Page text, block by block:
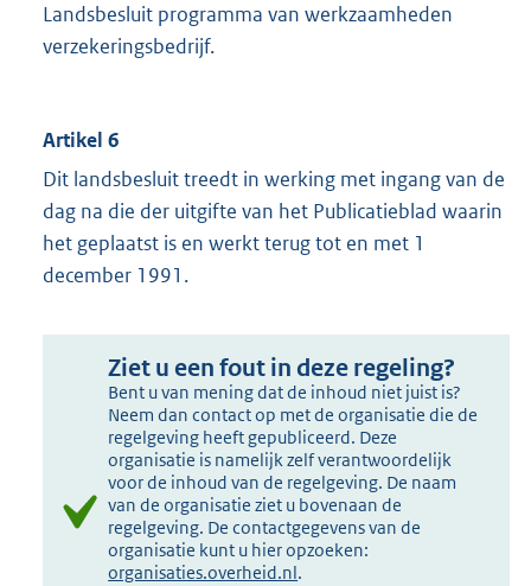
Landsbesluit programma van werkzaamheden
verzekeringsbedrijf.
Artikel 6
Dit landsbesluit treedt in werking met ingang van de
dag na die der uitgifte van het Publicatieblad waarin
het geplaatst is en werkt terug tot en met 1
december 1991.
Ziet u een fout in deze regeling?
Bent u van mening dat de inhoud niet juist is?
Neem dan contact op met de organisatie die de
regelgeving heeft gepubliceerd. Deze
organisatie is namelijk zelf verantwoordelijk
voor de inhoud van de regelgeving. De naam
van de organisatie ziet u bovenaan de
regelgeving. De contactgegevens van de
organisatie kunt u hier opzoeken:
organisaties.overheid.nl.